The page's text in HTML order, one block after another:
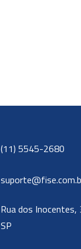
(11) 5545-2680
Rua dos
SP